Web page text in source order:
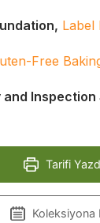
Label
Free
and
Tarifi
Koleksiyona